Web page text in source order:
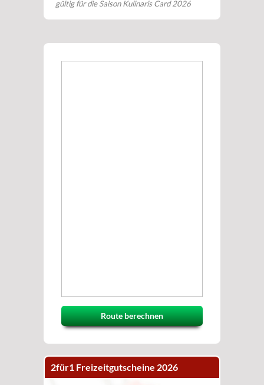
gültig für die Saison Kulinaris Card 2026
Route berechnen
2für1 Freizeitgutscheine 2026